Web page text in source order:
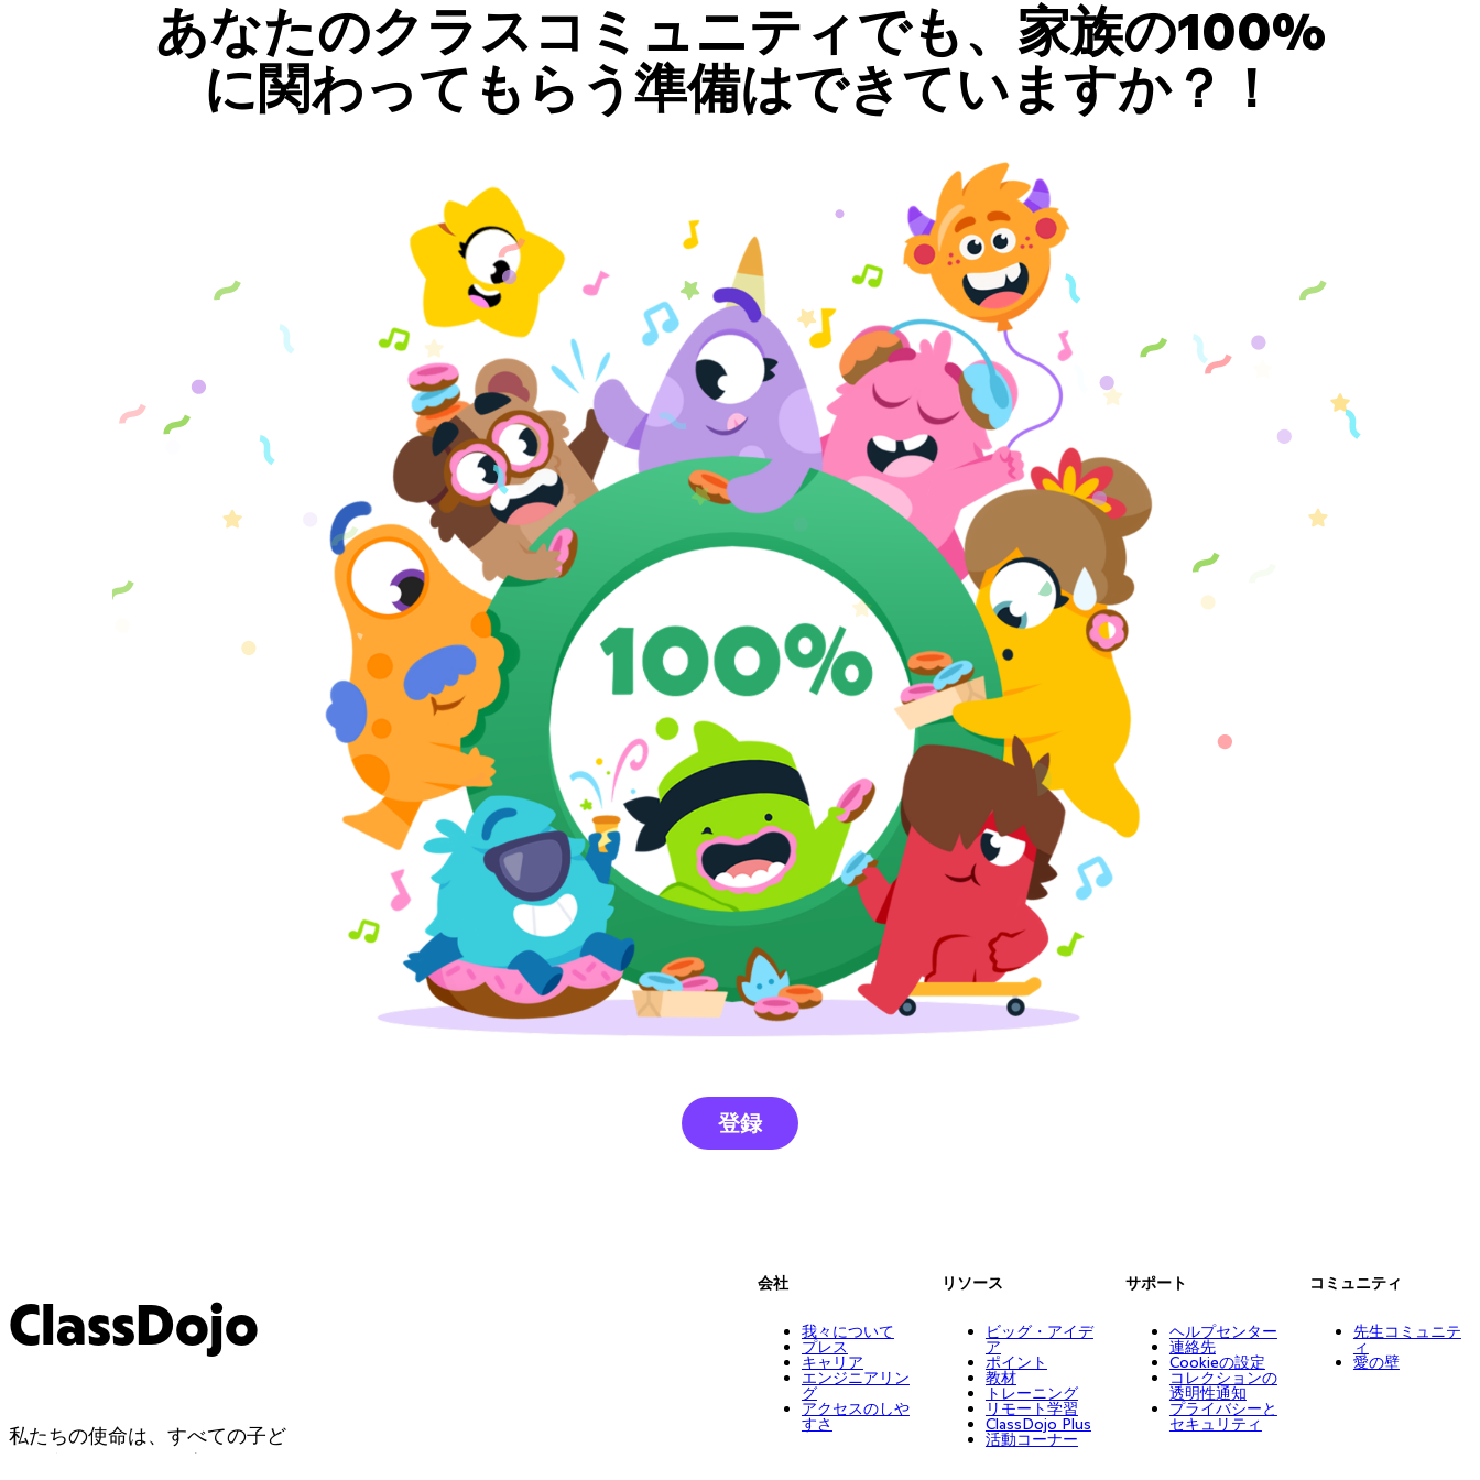
あなたのクラスコミュニティでも、家族の100%
に関わってもらう準備はできていますか？！
登録
ClassDojo
私たちの使命は、すべての子ど
会社
我々について
プレス
キャリア
エンジニアリン
グ
アクセスのしや
すさ
リソース
ビッグ・アイデ
ア
ポイント
教材
トレーニング
リモート学習
ClassDojo Plus
活動コーナー
サポート
ヘルプセンター
連絡先
Cookieの設定
コレクションの
透明性通知
プライバシーと
セキュリティ
コミュニティ
先生コミュニテ
ィ
愛の壁